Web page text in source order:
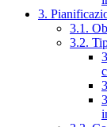
3.
3.1.
3.2.